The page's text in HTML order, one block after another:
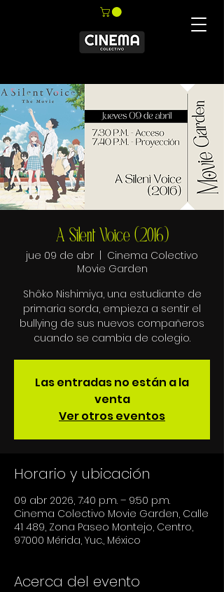
A Silent Voice (2016)
jue 09 de abr
Cinema Colectivo
Movie Garden
Shôko Nishimiya, una estudiante de
primaria sorda, empieza a sentir el
bullying de sus nuevos compañeros
cuando se cambia de colegio.
Las entradas no están a la
venta
Ver otros eventos
Horario y ubicación
09 abr 2026, 7:40 p.m. – 9:50 p.m.
Cinema Colectivo Movie Garden, Calle
41 489, Zona Paseo Montejo, Centro,
97000 Mérida, Yuc., México
Acerca del evento